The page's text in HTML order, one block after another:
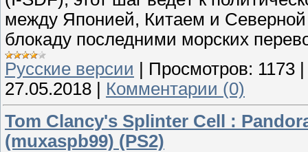
между Японией, Китаем и
блокаду последними морских
Русские версии | Просмотров: 1173
27.05.2018 | Комментарии (0)
Tom Clancy's Splinter Cell :
(muxaspb99) (PS2)